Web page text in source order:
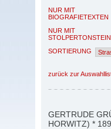
NUR MIT
BIOGRAFIETEXTEN
NUR MIT
STOLPERTONSTEIN
SORTIERUNG
zurück zur
GERTRUDE
HORWITZ) *